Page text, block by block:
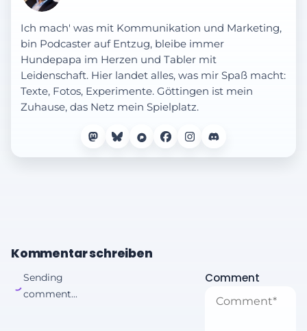
Ich mach' was mit Kommunikation und Marketing,
bin Podcaster auf Entzug, bleibe immer
Hundepapa im Herzen und Tabler mit
Leidenschaft. Hier landet alles, was mir Spaß macht:
Texte, Fotos, Experimente. Göttingen ist mein
Zuhause, das Netz mein Spielplatz.
Kommentar schreiben
Sending
comment...
Comment